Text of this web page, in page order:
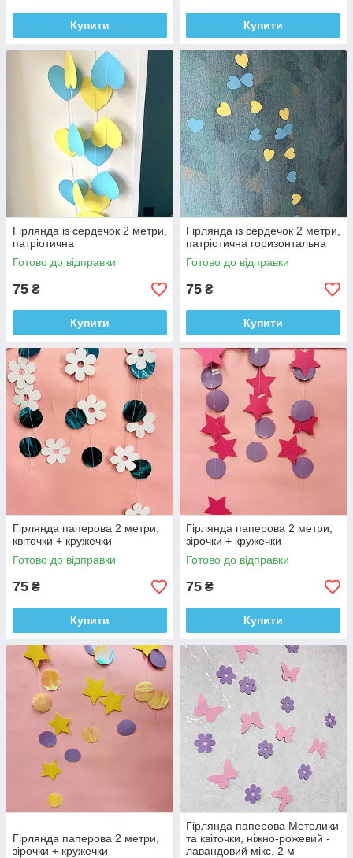
Купити Купити
Гірлянда із сердечок 2 метри,
патріотична
Готово до відправки
75 ₴
Купити
Гірлянда із сердечок 2 метри,
патріотична горизонтальна
Готово до відправки
75 ₴
Купити
Гірлянда паперова 2 метри,
квіточки + кружечки
Готово до відправки
75 ₴
Купити
Гірлянда паперова 2 метри,
зірочки + кружечки
Готово до відправки
75 ₴
Купити
Гірлянда паперова 2 метри,
зірочки + кружечки
Гірлянда паперова Метелики
та квіточки, ніжно-рожевий -
лавандовий мікс, 2 м